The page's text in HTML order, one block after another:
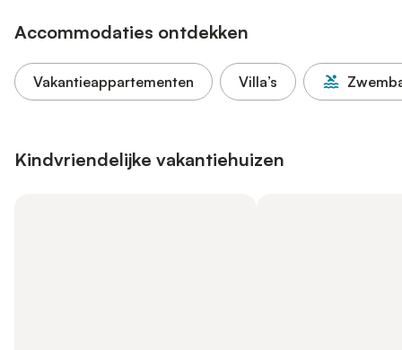
Accommodaties ontdekken
Vakantieappartementen Villa’s
Kindvriendelijke vakantiehuizen